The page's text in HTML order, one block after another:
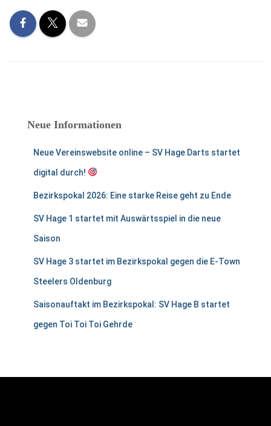
Neue Informationen
Neue Vereinswebsite online – SV Hage Darts startet
digital durch!
Bezirkspokal 2026: Eine starke Reise geht zu Ende
SV Hage 1 startet mit Auswärtsspiel in die neue
Saison
SV Hage 3 startet im Bezirkspokal gegen die E-Town
Steelers Oldenburg
Saisonauftakt im Bezirkspokal: SV Hage B startet
gegen Toi Toi Toi Gehrde